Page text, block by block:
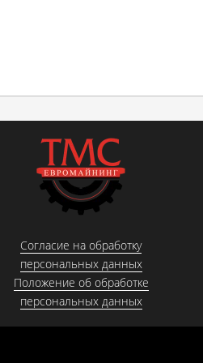
Согласие на обработку
персональных данных
Положение об обработке
персональных данных